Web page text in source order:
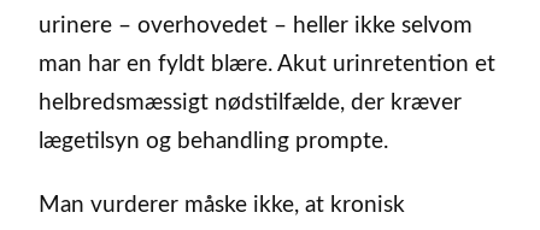
urinere – overhovedet – heller ikke selvom
man har en fyldt blære. Akut urinretention et
helbredsmæssigt nødstilfælde, der kræver
lægetilsyn og behandling prompte.
Man vurderer måske ikke, at kronisk